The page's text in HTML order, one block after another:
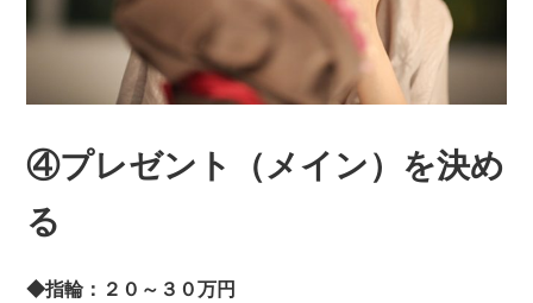
④プレゼント（メイン）を決め
る
◆指輪：２０～３０万円